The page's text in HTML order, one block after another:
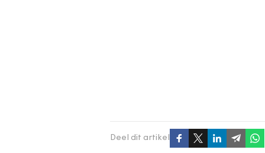
Deel dit artikel